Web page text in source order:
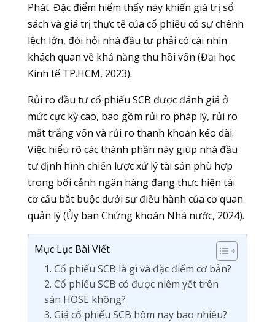
Phát. Đặc điểm hiếm thấy này khiến giá trị sổ
sách và giá trị thực tế của cổ phiếu có sự chênh
lệch lớn, đòi hỏi nhà đầu tư phải có cái nhìn
khách quan về khả năng thu hồi vốn (Đại học
Kinh tế TP.HCM, 2023).
Rủi ro đầu tư cổ phiếu SCB được đánh giá ở
mức cực kỳ cao, bao gồm rủi ro pháp lý, rủi ro
mất trắng vốn và rủi ro thanh khoản kéo dài.
Việc hiểu rõ các thành phần này giúp nhà đầu
tư định hình chiến lược xử lý tài sản phù hợp
trong bối cảnh ngân hàng đang thực hiện tái
cơ cấu bắt buộc dưới sự điều hành của cơ quan
quản lý (Ủy ban Chứng khoán Nhà nước, 2024).
Mục Lục Bài Viết
1. Cổ phiếu SCB là gì và đặc điểm cơ bản?
2. Cổ phiếu SCB có được niêm yết trên
sàn HOSE không?
3. Giá cổ phiếu SCB hôm nay bao nhiêu?